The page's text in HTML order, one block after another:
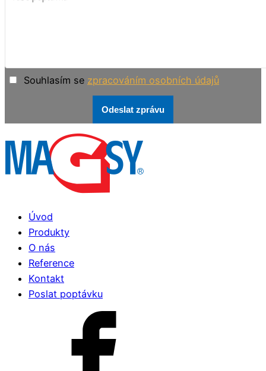
Souhlasím se zpracováním osobních údajů
Odeslat zprávu
Úvod
Produkty
O nás
Reference
Kontakt
Poslat poptávku